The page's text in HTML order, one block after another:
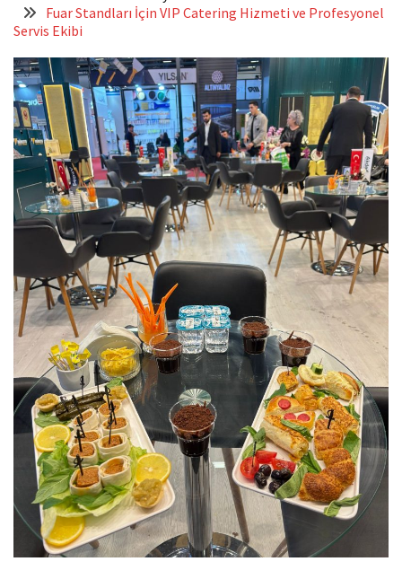
Fuar Standları İçin VIP Catering Hizmeti ve Profesyonel
Servis Ekibi